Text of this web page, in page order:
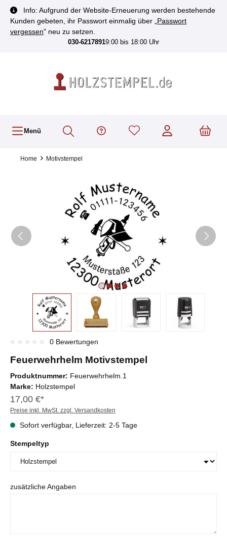
springen
Info: Aufgrund der Website-Erneuerung werden bestehende
Kunden gebeten, ihr Passwort einmalig über „ Passwort
vergessen" neu zu setzen.
030-62178919:00 bis 18:00 Uhr
Menü
Home Motivstempel
0 Bewertungen
Feuerwehrhelm Motivstempel
Produktnummer: Feuerwehrhelm.1
Marke: Holzstempel
17,00 €*
Preise inkl. MwSt. zzgl. Versandkosten
Sofort verfügbar, Lieferzeit: 2-5 Tage
Stempeltyp
zusätzliche Angaben